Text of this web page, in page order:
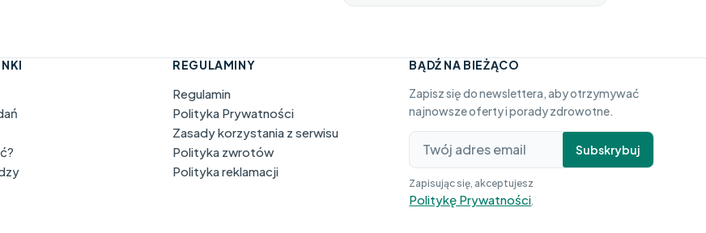
REGULAMINY
Regulamin
Polityka Prywatności
Zasady korzystania z serwisu
Polityka zwrotów
Polityka reklamacji
BĄDŹ NA BIEŻĄCO
Zapisz się do newslettera, aby otrzymywać
najnowsze oferty i porady zdrowotne.
Subskrybuj
Zapisując się, akceptujesz
Politykę Prywatności.